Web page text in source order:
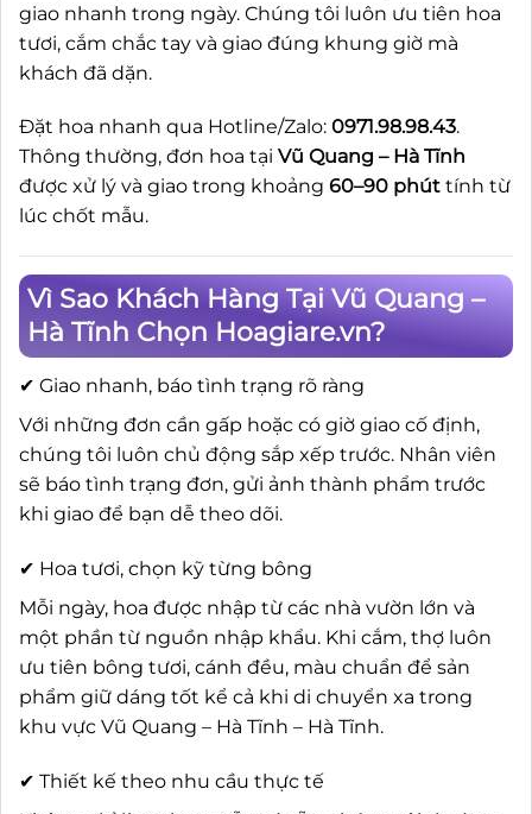
giao nhanh trong ngày. Chúng tôi luôn ưu tiên hoa
tươi, cắm chắc tay và giao đúng khung giờ mà
khách đã dặn.
Đặt hoa nhanh qua Hotline/Zalo: 0971.98.98.43.
Thông thường, đơn hoa tại Vũ Quang – Hà Tĩnh
được xử lý và giao trong khoảng 60–90 phút tính từ
lúc chốt mẫu.
Vì Sao Khách Hàng Tại Vũ Quang –
Hà Tĩnh Chọn Hoagiare.vn?
✔ Giao nhanh, báo tình trạng rõ ràng
Với những đơn cần gấp hoặc có giờ giao cố định,
chúng tôi luôn chủ động sắp xếp trước. Nhân viên
sẽ báo tình trạng đơn, gửi ảnh thành phẩm trước
khi giao để bạn dễ theo dõi.
✔ Hoa tươi, chọn kỹ từng bông
Mỗi ngày, hoa được nhập từ các nhà vườn lớn và
một phần từ nguồn nhập khẩu. Khi cắm, thợ luôn
ưu tiên bông tươi, cánh đều, màu chuẩn để sản
phẩm giữ dáng tốt kể cả khi di chuyển xa trong
khu vực Vũ Quang – Hà Tĩnh – Hà Tĩnh.
✔ Thiết kế theo nhu cầu thực tế